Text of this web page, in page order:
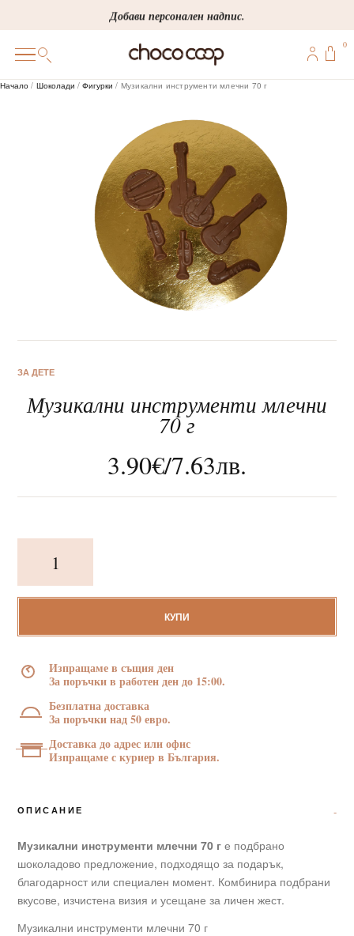
to
content
Добави персонален надпис.
ПЕРСОНАЛИЗИРАНИ
КОРПОРАТИВНИ
Корпоративни подаръци
0
Начало / Шоколади /Фигурки / Музикални инструменти млечни 70 г
ЗА ДЕТЕ
Музикални инструменти млечни
70 г
3.90€/7.63лв.
Музикални
инструменти
70
КУПИ
Изпращаме в същия ден
За поръчки в работен ден до 15:00.
Безплатна доставка
За поръчки над 50 евро.
Доставка до адрес или офис
Изпращаме с куриер в България.
ОПИСАНИЕ
Музикални инструменти млечни 70 г е подбрано
шоколадово предложение, подходящо за подарък,
благодарност или специален момент. Комбинира подбрани
вкусове, изчистена визия и усещане за личен жест.
Музикални инструменти млечни 70 г